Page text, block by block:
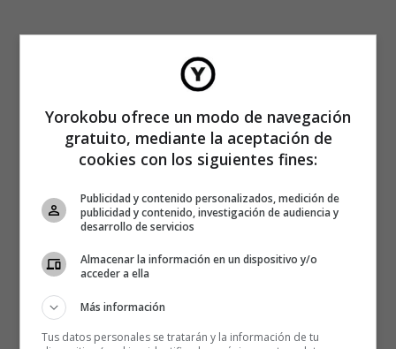
Yorokobu ofrece un modo de navegación
gratuito, mediante la aceptación de
cookies con los siguientes fines:
Publicidad y contenido personalizados, medición de
publicidad y contenido, investigación de audiencia y
desarrollo de servicios
Almacenar la información en un dispositivo y/o
acceder a ella
Más información
Tus datos personales se tratarán y la información de tu